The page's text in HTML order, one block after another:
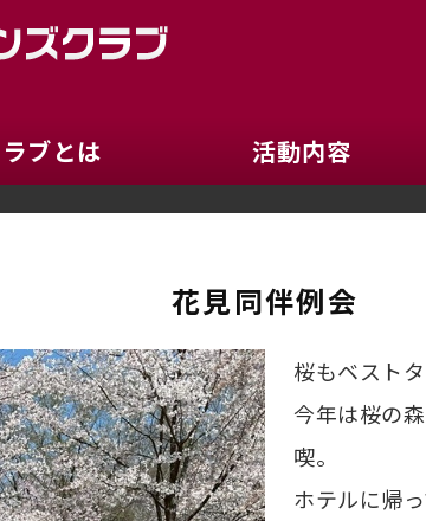
京都ロイヤ
ブとは 活動内容
花見同伴例会
桜もベスト
今年は桜の
喫。
ホテルに帰